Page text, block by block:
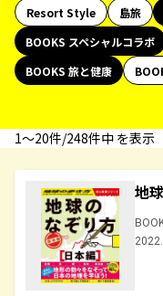
Resort Style
島旅
BOOKS スペシャルコラボ
BOOKS 旅と健康
1〜20件/248件中 を表示
地